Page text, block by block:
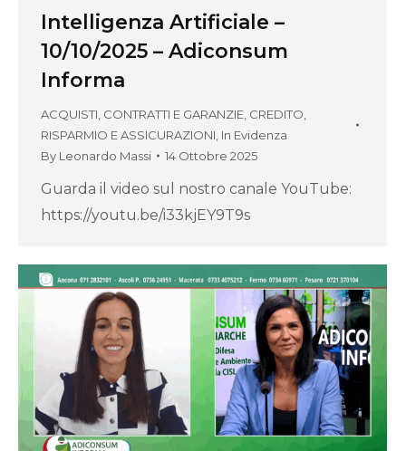
Intelligenza Artificiale –
10/10/2025 – Adiconsum
Informa
ACQUISTI, CONTRATTI E GARANZIE CREDITO,
RISPARMIO E ASSICURAZIONI In Evidenza
By Leonardo Massi 14 Ottobre 2025
Guarda il video sul nostro canale YouTube:
https://youtu.be/i33kjEY9T9s